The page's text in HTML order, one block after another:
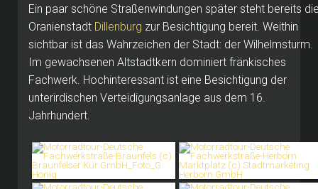
Ein paar schöne Straßenwindungen später steht bereits
Oranienstadt Dillenburg zur Besichtigung bereit. Weithin
sichtbar ist das Wahrzeichen der Stadt: der Wilhelmsturm.
Im gewachsenen Altstadtkern dominiert fränkisches
Fachwerk. Hochinteressant ist eine Besichtigung der
unterirdischen Verteidigungsanlage aus dem 16.
Jahrhundert.